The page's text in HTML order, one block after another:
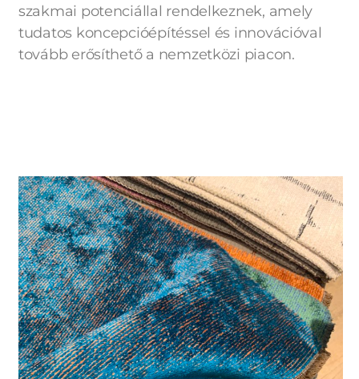
szakmai potenciállal rendelkeznek, amely
tudatos koncepcióépítéssel és innovációval
tovább erősíthető a nemzetközi piacon.